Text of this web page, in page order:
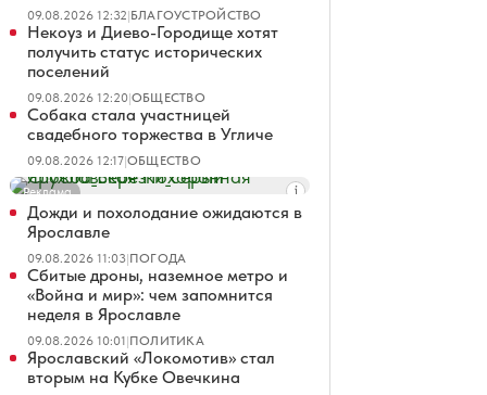
09.08.2026 12:32|БЛАГОУСТРОЙСТВО
Некоуз и Диево-Городище хотят
получить статус исторических
поселений
09.08.2026 12:20|ОБЩЕСТВО
Собака стала участницей
свадебного торжества в Угличе
09.08.2026 12:17|ОБЩЕСТВО
Реклама
Дожди и похолодание ожидаются в
Ярославле
09.08.2026 11:03|ПОГОДА
Сбитые дроны, наземное метро и
«Война и мир»: чем запомнится
неделя в Ярославле
09.08.2026 10:01|ПОЛИТИКА
Ярославский «Локомотив» стал
вторым на Кубке Овечкина